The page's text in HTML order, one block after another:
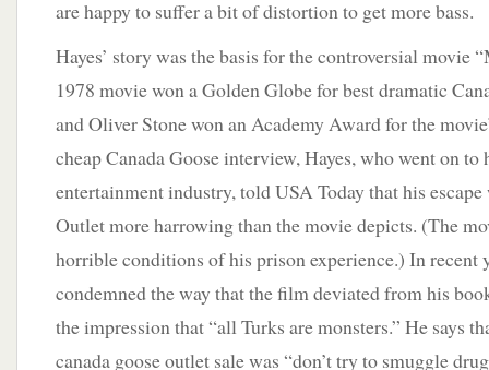
are happy to suffer a bit of distortion to get more bass.
Hayes’ story was the basis for the controversial movie
1978 movie won a Golden Globe for best dramatic
and Oliver Stone won an Academy Award for the
cheap Canada Goose interview, Hayes, who went on to
entertainment industry, told USA Today that his escape
Outlet more harrowing than the movie depicts. (The
horrible conditions of his prison experience.) In recent
condemned the way that the film deviated from his
the impression that “all Turks are monsters.” He says
canada goose outlet sale was “don’t try to smuggle